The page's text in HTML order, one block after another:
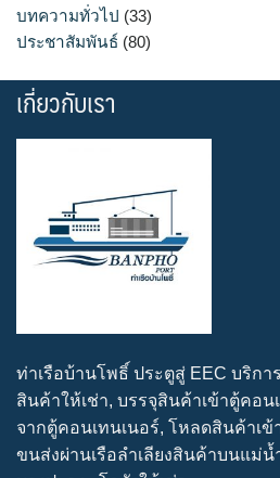
บทความทั่วไป (33)
ประชาสัมพันธ์ (80)
เกี่ยวกับเรา
ท่าเรือบ้านโพธิ์ ประตูสู่ EEC บริก
สินค้าให้เช่า, บรรจุสินค้าเข้าตู้คอ
จากตู้คอนเทนเนอร์, โหลดสินค้าเข้
ขนส่งผ่านเรือลำเลียงสินค้าบนแม่น้